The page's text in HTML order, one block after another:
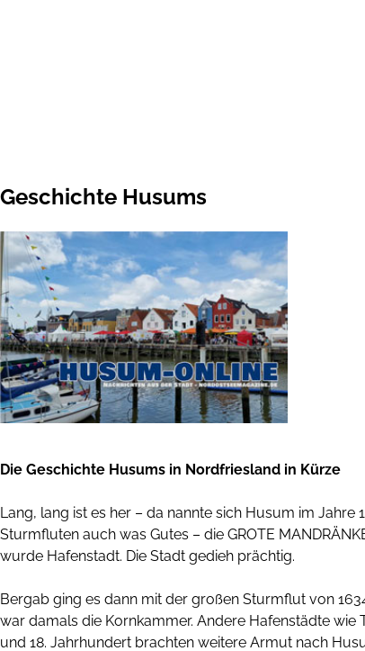
Geschichte Husums
Die Geschichte Husums in Nordfriesland in Kürze
Lang, lang ist es her – da nannte sich Husum im
Sturmfluten auch was Gutes – die GROTE
wurde Hafenstadt. Die Stadt gedieh prächtig.
Bergab ging es dann mit der großen Sturmflut von
war damals die Kornkammer. Andere Hafenstädte wie
und 18. Jahrhundert brachten weitere Armut nach